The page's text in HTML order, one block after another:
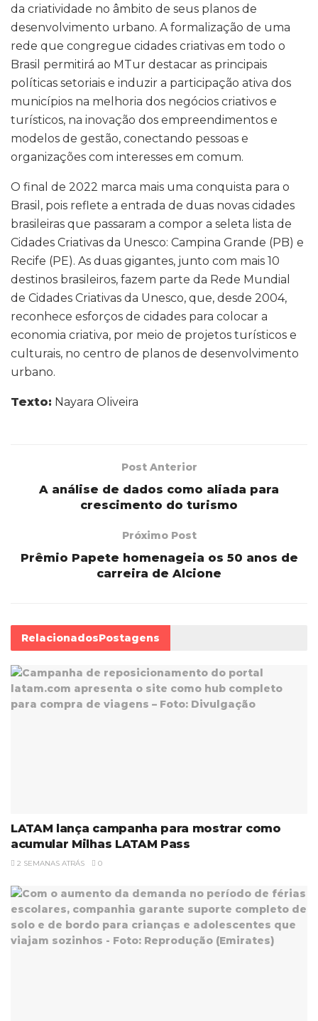
da criatividade no âmbito de seus planos de
desenvolvimento urbano. A formalização de uma
rede que congregue cidades criativas em todo o
Brasil permitirá ao MTur destacar as principais
políticas setoriais e induzir a participação ativa dos
municípios na melhoria dos negócios criativos e
turísticos, na inovação dos empreendimentos e
modelos de gestão, conectando pessoas e
organizações com interesses em comum.
O final de 2022 marca mais uma conquista para o
Brasil, pois reflete a entrada de duas novas cidades
brasileiras que passaram a compor a seleta lista de
Cidades Criativas da Unesco: Campina Grande (PB) e
Recife (PE). As duas gigantes, junto com mais 10
destinos brasileiros, fazem parte da Rede Mundial
de Cidades Criativas da Unesco, que, desde 2004,
reconhece esforços de cidades para colocar a
economia criativa, por meio de projetos turísticos e
culturais, no centro de planos de desenvolvimento
urbano.
Texto: Nayara Oliveira
Post Anterior
A análise de dados como aliada para
crescimento do turismo
Próximo Post
Prêmio Papete homenageia os 50 anos de
carreira de Alcione
RelacionadosPostagens
LATAM lança campanha para mostrar como
acumular Milhas LATAM Pass
2 SEMANAS ATRÁS 0